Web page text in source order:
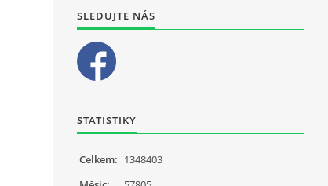
SLEDUJTE NÁS
STATISTIKY
Celkem: 1348403